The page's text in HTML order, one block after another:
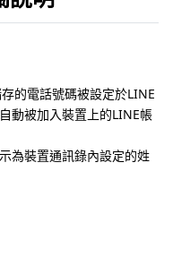
的電話號碼被設定於LINE
動被加入裝置上的LINE帳
為裝置通訊錄內設定的姓